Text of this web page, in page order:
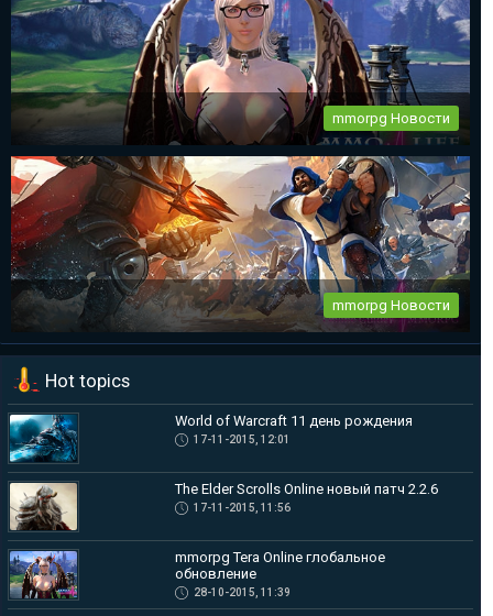
...
mmorpg Новости
mmorpg Tera Online глобальное обновление
Destiny Development продолжает работу над своим проектом
— Tera...
mmorpg Новости
Чтобы подогреть и без того не малый ажиотаж в преддверии
ЗБТ в mmorpg...
Hot topics
World of Warcraft 11 день рождения
17-11-2015, 12:01
The Elder Scrolls Online новый патч 2.2.6
17-11-2015, 11:56
mmorpg Tera Online глобальное
обновление
28-10-2015, 11:39